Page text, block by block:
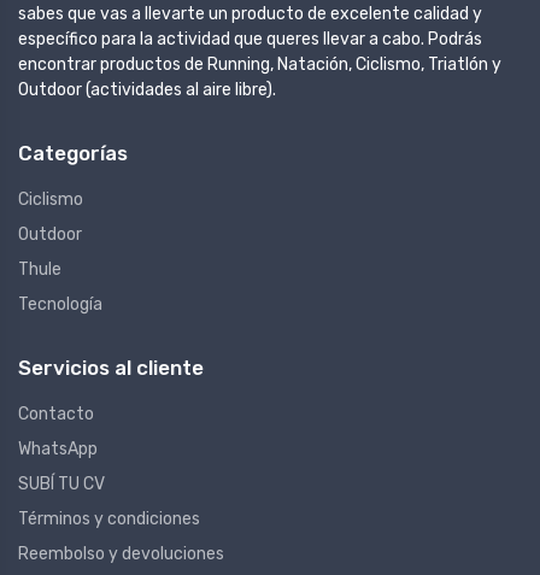
sabes que vas a llevarte un producto de excelente calidad y
específico para la actividad que queres llevar a cabo. Podrás
encontrar productos de Running, Natación, Ciclismo, Triatlón y
Outdoor (actividades al aire libre).
Categorías
Ciclismo
Outdoor
Thule
Tecnología
Servicios al cliente
Contacto
WhatsApp
SUBÍ TU CV
Términos y condiciones
Reembolso y devoluciones